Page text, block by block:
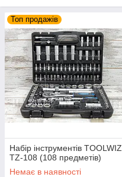
Топ продажів
Набір інструментів TOOLWIZ
TZ-108 (108 предметів)
Немає в наявності